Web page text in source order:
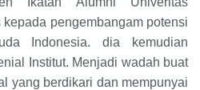
pengembangam potensi
Indonesia. dia kemudian
Institut. Menjadi wadah buat
yang berdikari dan mempunyai